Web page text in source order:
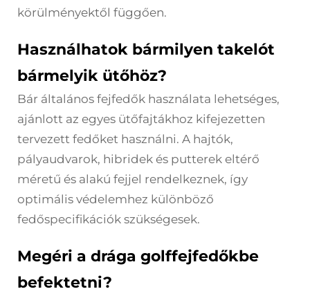
körülményektől függően.
Használhatok bármilyen takelót
bármelyik ütőhöz?
Bár általános fejfedők használata lehetséges,
ajánlott az egyes ütőfajtákhoz kifejezetten
tervezett fedőket használni. A hajtók,
pályaudvarok, hibridek és putterek eltérő
méretű és alakú fejjel rendelkeznek, így
optimális védelemhez különböző
fedőspecifikációk szükségesek.
Megéri a drága golffejfedőkbe
befektetni?